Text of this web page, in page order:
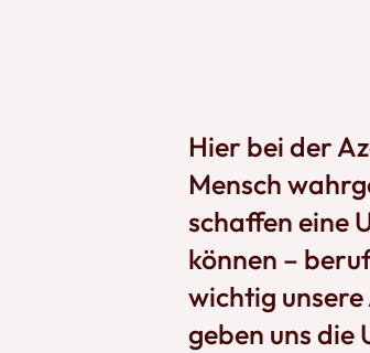
Hier bei der
Mensch
schaffen eine
können –
wichtig
geben uns die